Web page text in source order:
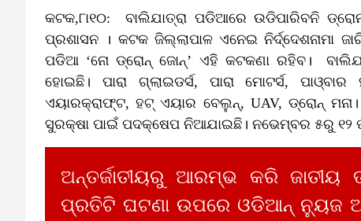
କଟକ,୮ା୧୦: ବାଲିଯାତ୍ରା ପଡିଆରେ ଉଡିପାରିବନି
ପ୍ରଶାସନ । କଟକ ଜିଲ୍ଲାପାଳ ଏନେଇ ନିର୍ଦ୍ଦେଶନାମା
ପଡିଆ ‘ନୋ ଡ୍‌ରୋନ୍‌ ଜୋନ୍‌’ ଏହି କଟକଣା ରହିବ।
ହୋଇଛି। ପାରା ଗ୍ଲାଇଡର୍ସ, ପାରା ମୋଟର୍ସ,
ଏୟାରକ୍ରାଫ୍ଟ, ହଟ୍‌ ଏୟାର ବେଲୁନ୍‌, UAV, ଡ୍ରୋନ୍‌
ସୁରକ୍ଷା ପାଇଁ ପଦକ୍ଷେପ ନିଆଯାଇଛି। ନଭେମ୍ବର ୫ରୁ ୧୨
ଅନ୍ତର୍ଜାତୀୟରୁ ଆରମ୍ଭ କରି
ପ୍ରତିଟି ଘଟଣା ଉପରେ ଓଡିଆନ୍ ନ୍ୟୁଜ